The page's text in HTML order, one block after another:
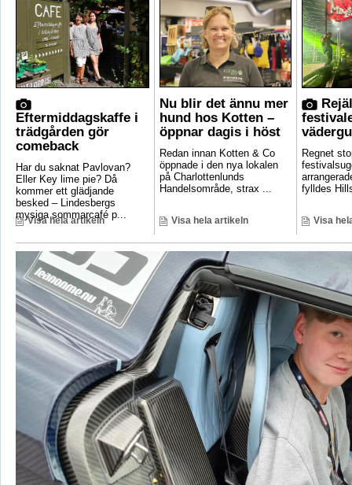
Eftermiddagskaffe i
trädgården gör
comeback
Har du saknat Pavlovan?
Eller Key lime pie? Då
kommer ett glädjande
besked – Lindesbergs
mysiga sommarcafé p...
Visa hela artikeln
Nu blir det ännu mer
hund hos Kotten –
öppnar dagis i höst
Redan innan Kotten & Co
öppnade i den nya lokalen
på Charlottenlunds
Handelsområde, strax ...
Visa hela artikeln
Regnet
fylldes
Visa